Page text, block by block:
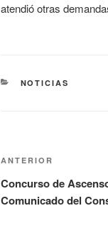
atendió otras
NOTICIAS
ANTERIOR
Concurso de
Comunicado del